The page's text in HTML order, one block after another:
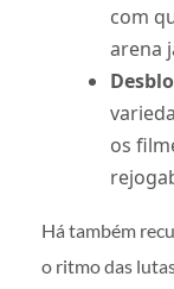
com
arena
os
Há também
o ritmo das